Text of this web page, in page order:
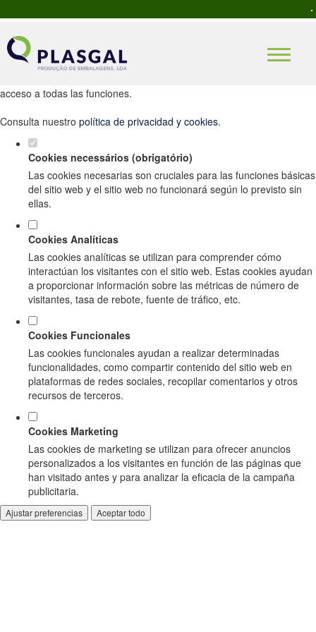
Establezca sus preferencias de cookies
para este sitio web.
Este sitio web utiliza cookies analíticas y funcionales estrictamente
acceso a todas las funciones.
Consulta nuestro política de privacidad y cookies.
Cookies necessários (obrigatório)
Las cookies necesarias son cruciales para las funciones básicas
del sitio web y el sitio web no funcionará según lo previsto sin
ellas.
Cookies Analíticas
Las cookies analíticas se utilizan para comprender cómo
interactúan los visitantes con el sitio web. Estas cookies ayudan
a proporcionar información sobre las métricas de número de
visitantes, tasa de rebote, fuente de tráfico, etc.
Cookies Funcionales
Las cookies funcionales ayudan a realizar determinadas
funcionalidades, como compartir contenido del sitio web en
plataformas de redes sociales, recopilar comentarios y otros
recursos de terceros.
Cookies Marketing
Las cookies de marketing se utilizan para ofrecer anuncios
personalizados a los visitantes en función de las páginas que
han visitado antes y para analizar la eficacia de la campaña
publicitaria.
Ajustar preferencias Aceptar todo